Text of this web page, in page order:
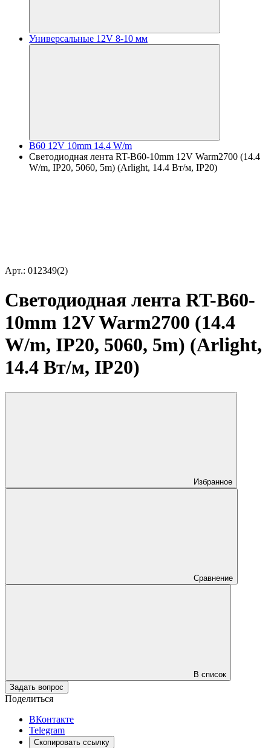
Универсальные 12V 8-10 мм
B60 12V 10mm 14.4 W/m
Светодиодная лента RT-B60-10mm 12V Warm2700 (14.4
W/m, IP20, 5060, 5m) (Arlight, 14.4 Вт/м, IP20)
Арт.: 012349(2)
Светодиодная лента RT-B60-
10mm 12V Warm2700 (14.4
W/m, IP20, 5060, 5m) (Arlight,
14.4 Вт/м, IP20)
Избранное
Сравнение
В список
Задать вопрос
Поделиться
ВКонтакте
Telegram
Скопировать ссылку